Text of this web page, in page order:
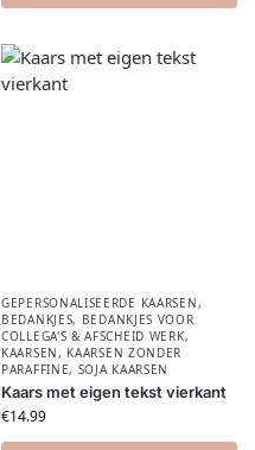
GEPERSONALISEERDE KAARSEN,
BEDANKJES, BEDANKJES VOOR
COLLEGA'S & AFSCHEID WERK,
KAARSEN, KAARSEN ZONDER
PARAFFINE, SOJA KAARSEN
Kaars met eigen tekst vierkant
€14.99